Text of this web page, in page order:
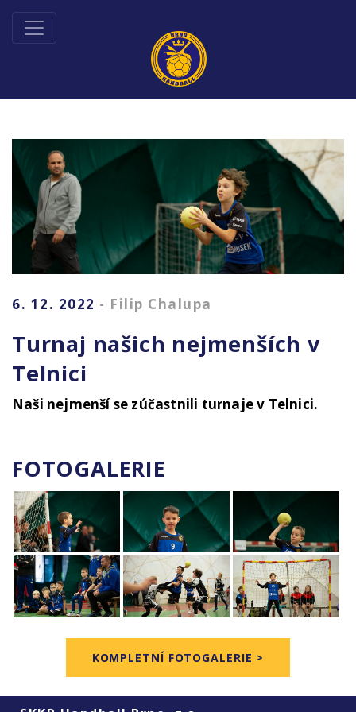
6. 12. 2022 - Filip Chalupa
Turnaj našich nejmenších v
Telnici
Naši nejmenší se zúčastnili turnaje v Telnici.
FOTOGALERIE
KOMPLETNÍ FOTOGALERIE >